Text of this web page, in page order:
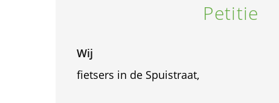
Petitie
Wij
fietsers in de Spuistraat,